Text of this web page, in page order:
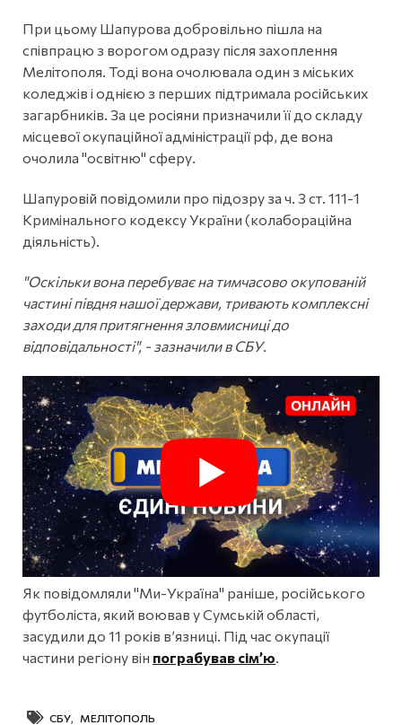
При цьому Шапурова добровільно пішла на
співпрацю з ворогом одразу після захоплення
Мелітополя. Тоді вона очолювала один з міських
коледжів і однією з перших підтримала російських
загарбників. За це росіяни призначили її до складу
місцевої окупаційної адміністрації рф, де вона
очолила "освітню" сферу.
Шапуровій повідомили про підозру за ч. 3 ст. 111-1
Кримінального кодексу України (колабораційна
діяльність).
"Оскільки вона перебуває на тимчасово окупованій
частині півдня нашої держави, тривають комплексні
заходи для притягнення зловмисниці до
відповідальності", - зазначили в СБУ.
Як повідомляли "Ми-Україна" раніше, російського
футболіста, який воював у Сумській області,
засудили до 11 років в’язниці. Під час окупації
частини регіону він пограбував сім’ю
СБУ МЕЛІТОПОЛЬ